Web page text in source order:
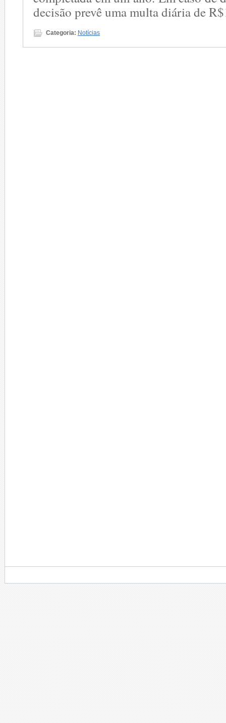
decisão prevê uma multa diária de
Categoria: Notícias